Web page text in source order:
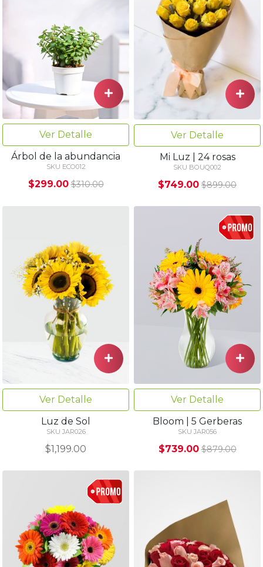
Ver Detalle
Árbol de la abundancia
SKU ECO012
$299.00 $310.00
Ver Detalle
Mi Luz | 24 rosas
SKU BOUQ002
$749.00 $899.00
Ver Detalle
Luz de Sol
SKU JAR026
$1,199.00
Ver Detalle
Bloom | 5 Gerberas
SKU JAR056
$739.00 $879.00